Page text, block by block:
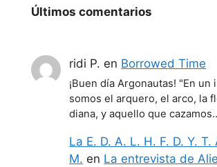
Últimos comentarios
ridi P. en Borrowed Time
¡Buen día Argonautas! "En un
somos el arquero, el arco, la
diana, y aquello que
La E. D. A. L. H. F. D. Y.
M. en La entrevista de